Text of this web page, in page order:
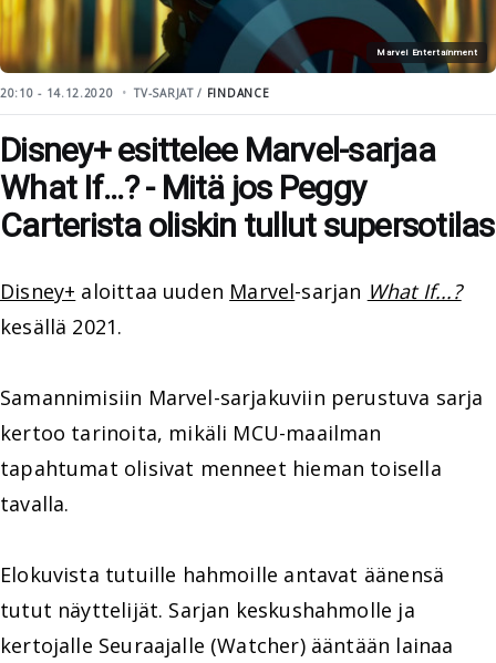
Marvel Entertainment
20:10 - 14.12.2020 TV-SARJAT / FINDANCE
Disney+ esittelee Marvel-sarjaa
What If...? - Mitä jos Peggy
Carterista oliskin tullut supersotilas
Disney+ aloittaa uuden Marvel-sarjan What If...?
kesällä 2021.
Samannimisiin Marvel-sarjakuviin perustuva sarja
kertoo tarinoita, mikäli MCU-maailman
tapahtumat olisivat menneet hieman toisella
tavalla.
Elokuvista tutuille hahmoille antavat äänensä
tutut näyttelijät. Sarjan keskushahmolle ja
kertojalle Seuraajalle (Watcher) ääntään lainaa